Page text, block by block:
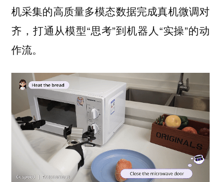
机采集的高质量多模态数据完成真机微调对
齐，打通从模型“思考”到机器人“实操”的动
作流。